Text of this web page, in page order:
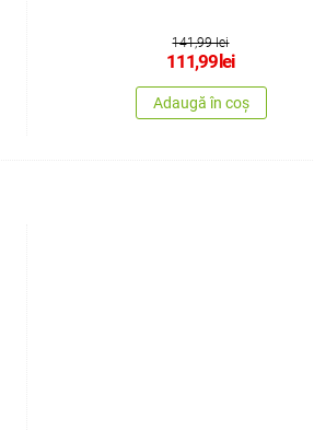
141,99 lei
111,99lei
Adaugă în coș